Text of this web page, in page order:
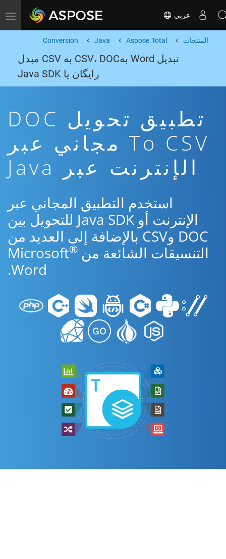
Toggle navigation عربي
المنتجات Aspose.Total
Java
Conversion
تبدیل Word بهCSV، DOC به CSV مبدل
رایگان یا Java SDK
تطبيق تحويل DOC
To CSV مجاني عبر
الإنترنت عبر Java
استخدم التطبيق المجاني عبر
الإنترنت أو Java SDK للتحويل بين
DOC وCSV بالإضافة إلى العديد من
التنسيقات الشائعة من Microsoft ®
Word.